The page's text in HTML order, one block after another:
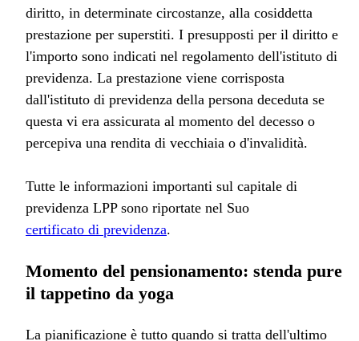
diritto, in determinate circostanze, alla cosiddetta
prestazione per superstiti. I presupposti per il diritto e
l'importo sono indicati nel regolamento dell'istituto di
previdenza. La prestazione viene corrisposta
dall'istituto di previdenza della persona deceduta se
questa vi era assicurata al momento del decesso o
percepiva una rendita di vecchiaia o d'invalidità.
Tutte le informazioni importanti sul capitale di
previdenza LPP sono riportate nel Suo
certificato di previdenza.
Momento del pensionamento: stenda pure
il tappetino da yoga
La pianificazione è tutto quando si tratta dell'ultimo